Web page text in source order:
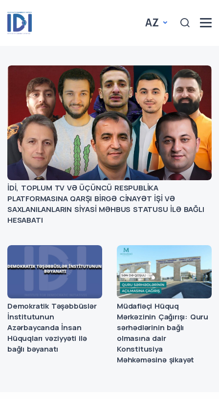
AZ
İDİ, TOPLUM TV VƏ ÜÇÜNCÜ RESPUBLİKA
PLATFORMASINA QARŞI BİRGƏ CİNAYƏT İŞİ VƏ
SAXLANILANLARIN SİYASİ MƏHBUS STATUSU İLƏ BAĞLI
HESABATI
Demokratik Təşəbbüslər
İnstitutunun
Azərbaycanda İnsan
Hüquqları vəziyyəti ilə
bağlı bəyanatı
Müdafiəçi Hüquq
Mərkəzinin Çağırışı: Quru
sərhədlərinin bağlı
olmasına dair
Konstitusiya
Məhkəməsinə şikayət